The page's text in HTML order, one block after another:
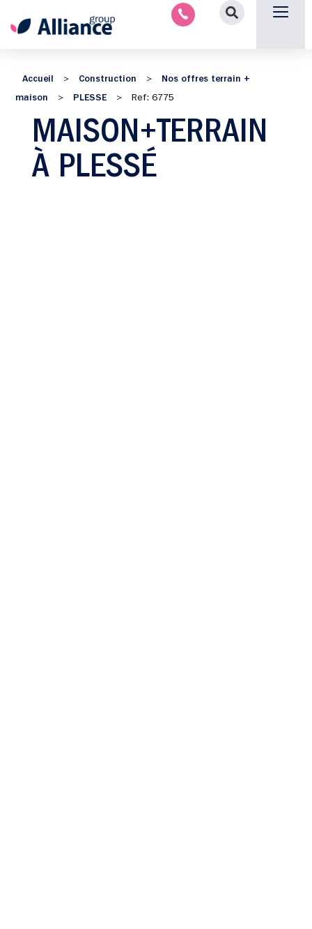
Accueil > Construction >
Nos offres terrain +
maison
> PLESSE > Ref: 6775
MAISON+TERRAIN
À PLESSÉ